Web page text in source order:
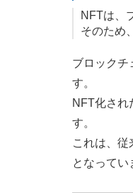
NFTは、
そのため
ブロックチ
す。
NFT化され
す。
これは、従
となってい